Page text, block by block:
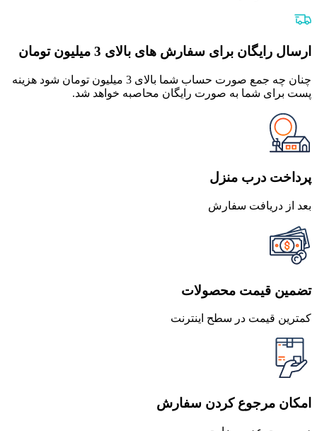
ارسال رایگان برای سفارش های بالای 3 میلیون تومان
چنان چه جمع صورت حساب شما بالای 3 میلیون تومان شود هزینه
پست برای شما به صورت رایگان محاصبه خواهد شد.
پرداخت درب منزل
بعد از دریافت سفارش
تضمین قیمت محصولات
کمترین قیمت در سطح اینترنت
امکان مرجوع کردن سفارش